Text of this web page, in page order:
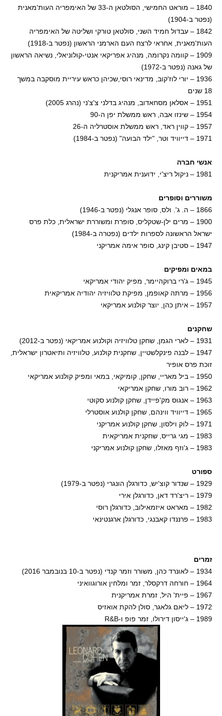
1840 – מוראט החמישי, הסולטאן ה-33 של האימפריה העות'מאנית
(נפטר ב-1904)
1842 – עבדול חמיד השני, סולטאן טורקי ושליטה של האימפריה
העות'מאנית, אחראי לרצח העם הארמני הראשון (נפטר ב-1918)
1909 – קוומה נקרומה, מנהיג אפריקאי אנטי-קולוניאלי, נשיאה הראשון
של גאנה (נפטר ב-1972)
1936 – יורי לוז'קוב, מדינאי רוסי,שכיהן כראש עיריית מוסקבה במשך
18 שנים
1951 – אסלאן מסחאדוב, מנהיג בדלני צ'צ'ני (נהרג 2005)
1954 – שינזו אבה, ראש ממשלת יפן ה-90
1957 – קווין ראד, ראש ממשלת אוסטרליה ה-26
1971 – דייוויד וטר, "ילד הבועה" (נפטר ב-1984)
אנשי חברה
1981 – ניקול ריצ'י, ידוענית אמריקנית
משוררים וסופרים
1866 – ה. ג'. ולס, סופר אנגלי (נפטר ב-1946)
1900 – מרים ילן-שטקליס, סופרת ומשוררת ישראלית, כלת פרס
ישראל הראשונה לספרות ילדים (נפטרה ב-1984)
1947 – סטיבן קינג, סופר אימה אמריקני
במאים ומפיקים
1945 – ג'רי ברוקהיימר, מפיק יהודי אמריקאי
1956 – מרתה קאופמן, מפיקת טלוויזיה יהודיה אמריקאית
1957 – איתן כהן, יוצר קולנוע אמריקאי
שחקנים
1931 – לארי הגמן, שחקן טלוויזיה וקולנוע אמריקאי (נפטר ב-2012)
1947 – לבנה פינקלשטיין, שחקנית קולנוע, טלוויזיה ותיאטרון ישראלית,
זוכת פרס אופיר
1950 – ביל מאריי, שחקן, קומיקאי, במאי ומפיק קולנוע אמריקאי
1962 – רוב מורו, שחקן אמריקאי
1963 – אנגוס מק'פיידן, שחקן קולנוע סקוטי
1965 – דייוויד ווינהם, שחקן קולנוע אוסטרלי
1971 – לוק וילסון, שחקן קולנוע אמריקני
1983 – מגי גרייס, שחקנית אמריקאית
1983 – ג'וזף מאזלו, שחקן קולנוע אמריקני
ספורט
1929 – שנדור קוצ'יש, כדורגלן הונגרי (נפטר ב-1979)
1979 – ריצ'רד דאן, כדורגלן אירי
1982 – מאראט איזמאילוב, כדורגלן רוסי
1983 – פרננדו קאבנגי, כדורגלן ארגנטינאי
זמרים
1934 – לאונרד כהן, משורר וזמר קנדי (נפטר ב-10 בנובמבר 2016)
1964 – חורחה דרקסלר, זמר ומלחין אורוגוואיני
1967 – פיית' היל, זמרת אמריקנית
1972 – ליאם גלאגר, סולן להקת אואזיס
1989 – ג'ייסון דירולו, זמר פופ ו-R&B